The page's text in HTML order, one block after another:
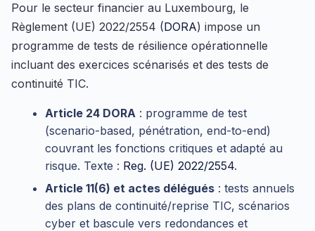
Pour le secteur financier au Luxembourg, le
Règlement (UE) 2022/2554 (DORA) impose un
programme de tests de résilience opérationnelle
incluant des exercices scénarisés et des tests de
continuité TIC.
Article 24 DORA : programme de test
(scenario-based, pénétration, end-to-end)
couvrant les fonctions critiques et adapté au
risque. Texte : Reg. (UE) 2022/2554.
Article 11(6) et actes délégués : tests annuels
des plans de continuité/reprise TIC, scénarios
cyber et bascule vers redondances et